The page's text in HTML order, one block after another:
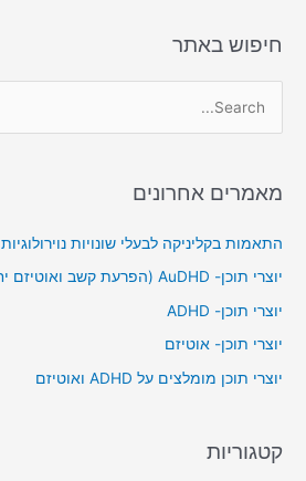
חיפוש באתר
r
o
r
:
מאמרים אחרונים
התאמות בקליניקה לבעלי שונויות נוירולוגיות
יוצרי תוכן- AuDHD (הפרעת קשב ואוטיזם יחד)
יוצרי תוכן- ADHD
יוצרי תוכן- אוטיזם
יוצרי תוכן מומלצים על ADHD ואוטיזם
קטגוריות